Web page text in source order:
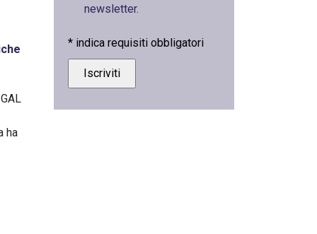
ha
newsletter.
* indica requisiti obbligatori